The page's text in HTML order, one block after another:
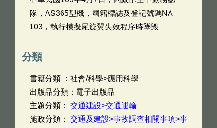
隊，AS365型機，國籍標誌及登記號碼NA-
103，執行模擬尾旋翼失效程序時墜毀
分類
書籍分類 ：社會/科學>應用科學
出版品分類：電子出版品
主題分類： 交通建設>交通運輸
施政分類： 交通及建設>事故調查相關事項>事